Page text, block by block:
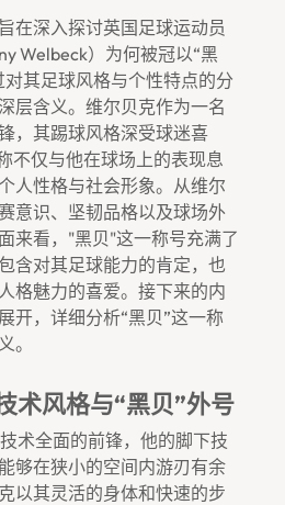
在深入探讨英国足球运动员
Welbeck）为何被冠以“黑
对其足球风格与个性特点的分
层含义。维尔贝克作为一名
，其踢球风格深受球迷喜
不仅与他在球场上的表现息
人性格与社会形象。从维尔
意识、坚韧品格以及球场外
来看，"黑贝"这一称号充满了
含对其足球能力的肯定，也
格魅力的喜爱。接下来的内
开，详细分析“黑贝”这一称
。
术风格与“黑贝”外号
术全面的前锋，他的脚下技
够在狭小的空间内游刃有余
以其灵活的身体和快速的步